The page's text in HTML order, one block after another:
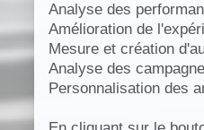
Analyse des
Amélioration de
Mesure et création
Analyse des
Personnalisation des